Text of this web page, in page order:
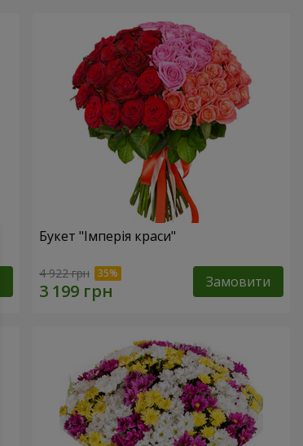
Букет "Імперія краси"
4 922 грн Замовити